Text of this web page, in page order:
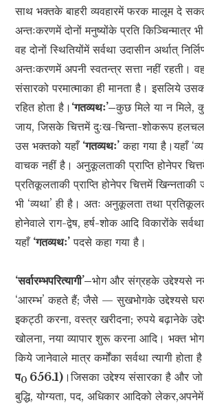
साथ भक्तके बाहरी व्यवहारमें फरक मालूम दे
अन्तःकरणमें दोनों मनुष्योंके प्रति किञ्चिन्मात्र
वह दोनों स्थितियोंमें सर्वथा उदासीन अर्थात्
अन्तःकरणमें अपनी स्वतन्त्र सत्ता नहीं रहती।
संसारको परमात्माका ही मानता है। इसलिये
रहित होता है। ‘गतव्यथः’–कुछ मिले या न मिले,
जाय, जिसके चित्तमें दुःख-चिन्ता-शोकरूप हलचल
उस भक्तको यहाँ ‘गतव्यथः’ कहा गया है।यहाँ
वाचक नहीं है। अनुकूलताकी प्राप्ति होनेपर
प्रतिकूलताकी प्राप्ति होनेपर चित्तमें
भी ‘व्यथा’ ही है। अतः अनुकूलता तथा
होनेवाले राग-द्वेष, हर्ष-शोक आदि विकारोंके
यहाँ ‘गतव्यथः’ पदसे कहा गया है।
‘सर्वारम्भपरित्यागी’–भोग और संग्रहके उद्देश्यसे
‘आरम्भ’ कहते हैं; जैसे — सुखभोगके उद्देश्यसे
इकट्ठी करना, वस्त्र खरीदना; रुपये बढ़ानेके
खोलना, नया व्यापार शुरू करना आदि। भक्त
किये जानेवाले मात्र कर्मोंका सर्वथा त्यागी होता है
प0 656.1) ।जिसका उद्देश्य संसारका है और जो
बुद्धि, योग्यता, पद, अधिकार आदिको